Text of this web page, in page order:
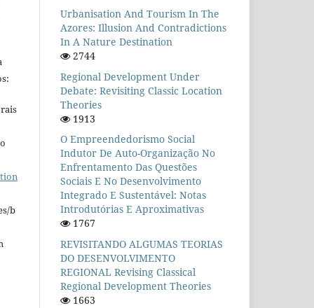
b
Urbanisation And Tourism In The
Azores: Illusion And Contradictions
In A Nature Destination
2744
Regional Development Under
Debate: Revisiting Classic Location
Theories
1913
O Empreendedorismo Social
Indutor De Auto-Organização No
Enfrentamento Das Questões
Sociais E No Desenvolvimento
Integrado E Sustentável: Notas
Introdutórias E Aproximativas
1767
REVISITANDO ALGUMAS TEORIAS
DO DESENVOLVIMENTO
REGIONAL Revising Classical
Regional Development Theories
1663